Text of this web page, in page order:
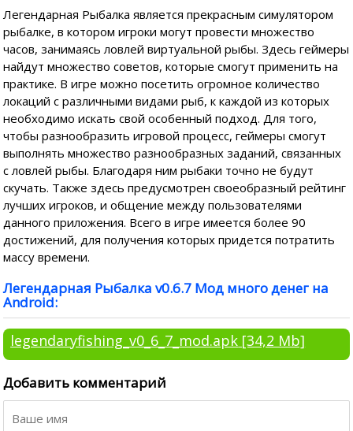
Легендарная Рыбалка является прекрасным симулятором
рыбалке, в котором игроки могут провести множество
часов, занимаясь ловлей виртуальной рыбы. Здесь геймеры
найдут множество советов, которые смогут применить на
практике. В игре можно посетить огромное количество
локаций с различными видами рыб, к каждой из которых
необходимо искать свой особенный подход. Для того,
чтобы разнообразить игровой процесс, геймеры смогут
выполнять множество разнообразных заданий, связанных
с ловлей рыбы. Благодаря ним рыбаки точно не будут
скучать. Также здесь предусмотрен своеобразный рейтинг
лучших игроков, и общение между пользователями
данного приложения. Всего в игре имеется более 90
достижений, для получения которых придется потратить
массу времени.
Легендарная Рыбалка v0.6.7 Мод много денег на
Android:
legendaryfishing_v0_6_7_mod.apk [34,2 Mb]
Добавить комментарий